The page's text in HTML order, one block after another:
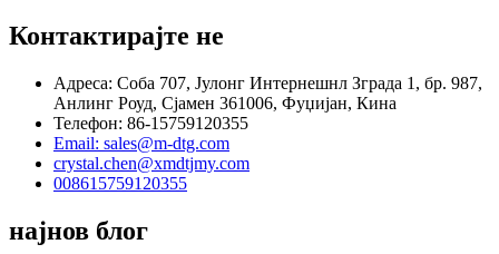
Контактирајте не
Адреса: Соба 707, Јулонг Интернешнл Зграда 1, бр. 987,
Анлинг Роуд, Сјамен 361006, Фуџијан, Кина
Телефон: 86-15759120355
Email: sales@m-dtg.com
crystal.chen@xmdtjmy.com
008615759120355
најнов блог